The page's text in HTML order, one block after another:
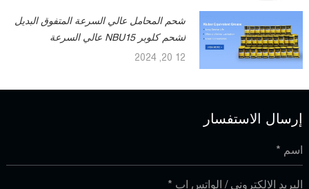
شحم المحامل عالي السرعة المتفوق البديل
لشحم كلوبر NBU15 عالي السرعة
12 20, 2024
إرسال الاستفسار